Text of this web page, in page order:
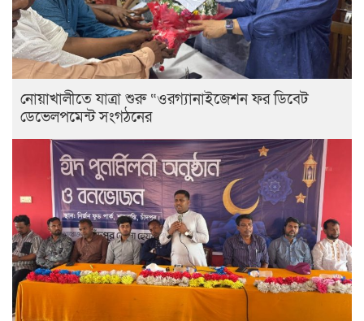
নোয়াখালীতে যাত্রা শুরু “ওরগ্যানাইজেশন ফর ডিবেট
ডেভেলপমেন্ট সংগঠনের